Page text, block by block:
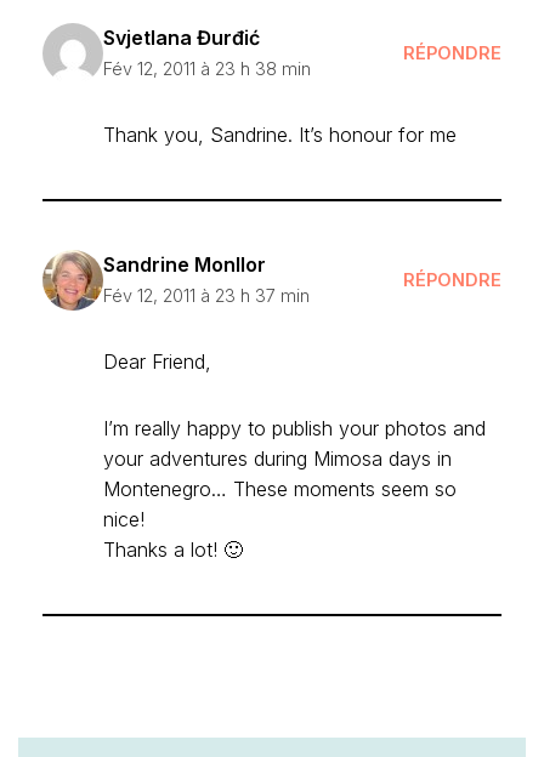
Svjetlana Đurđić
Fév 12, 2011 à 23 h 38 min
RÉPONDRE
Thank you, Sandrine. It’s honour for me
Sandrine Monllor
Fév 12, 2011 à 23 h 37 min
RÉPONDRE
Dear Friend,
I’m really happy to publish your photos and
your adventures during Mimosa days in
Montenegro… These moments seem so
nice!
Thanks a lot! 🙂